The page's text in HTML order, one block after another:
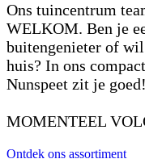
Ons tuincentrum
WELKOM. Ben je
buitengenieter of
huis? In ons
Nunspeet zit je goed!
MOMENTEEL
Ontdek ons assortiment